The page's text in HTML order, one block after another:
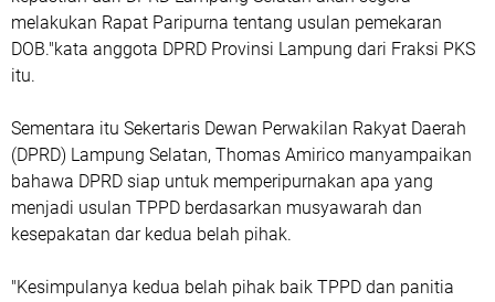
melakukan Rapat Paripurna tentang usulan pemekaran
DOB."kata anggota DPRD Provinsi Lampung dari Fraksi PKS
itu.
Sementara itu Sekertaris Dewan Perwakilan Rakyat Daerah
(DPRD) Lampung Selatan, Thomas Amirico manyampaikan
bahawa DPRD siap untuk memperipurnakan apa yang
menjadi usulan TPPD berdasarkan musyawarah dan
kesepakatan dar kedua belah pihak.
"Kesimpulanya kedua belah pihak baik TPPD dan panitia